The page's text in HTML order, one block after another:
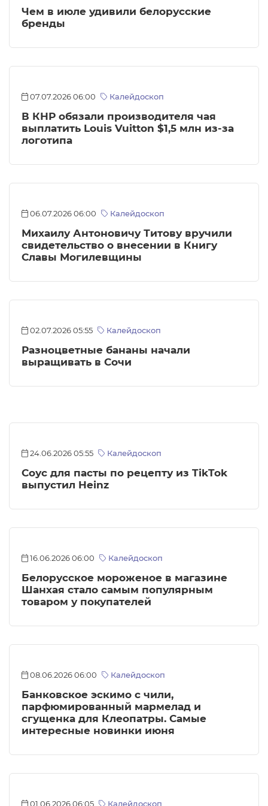
Чем в июле удивили белорусские
бренды
07.07.2026 06:00 Калейдоскоп
В КНР обязали производителя чая
выплатить Louis Vuitton $1,5 млн из-за
логотипа
06.07.2026 06:00 Калейдоскоп
Михаилу Антоновичу Титову вручили
свидетельство о внесении в Книгу
Славы Могилевщины
02.07.2026 05:55 Калейдоскоп
Разноцветные бананы начали
выращивать в Сочи
24.06.2026 05:55 Калейдоскоп
Соус для пасты по рецепту из TikTok
выпустил Heinz
16.06.2026 06:00 Калейдоскоп
Белорусское мороженое в магазине
Шанхая стало самым популярным
товаром у покупателей
08.06.2026 06:00 Калейдоскоп
Банковское эскимо с чили,
парфюмированный мармелад и
сгущенка для Клеопатры. Самые
интересные новинки июня
01.06.2026 06:05 Калейдоскоп